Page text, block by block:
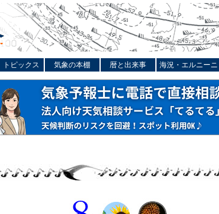
トピックス 気象の本棚 暦と出来事 海況・エルニーニ